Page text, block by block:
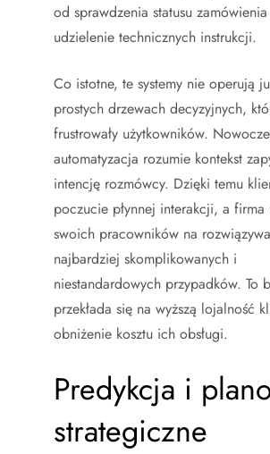
od sprawdzenia statusu
udzielenie technicznych instrukcji.
Co istotne, te systemy nie operują
prostych drzewach decyzyjnych,
frustrowały użytkowników.
automatyzacja rozumie kontekst
intencję rozmówcy. Dzięki temu
poczucie płynnej interakcji, a firma
swoich pracowników na
najbardziej skomplikowanych i
niestandardowych przypadków. To
przekłada się na wyższą lojalność
obniżenie kosztu ich obsługi.
Predykcja i
strategiczne